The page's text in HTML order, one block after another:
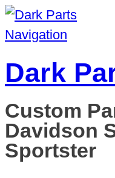
Navigation
Dark
Custom
Davidson
Sportster